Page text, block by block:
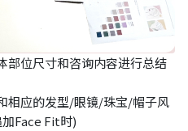
部位尺寸和咨询内容进行总结
相应的发型/眼镜/珠宝/帽子风
Face Fit时)